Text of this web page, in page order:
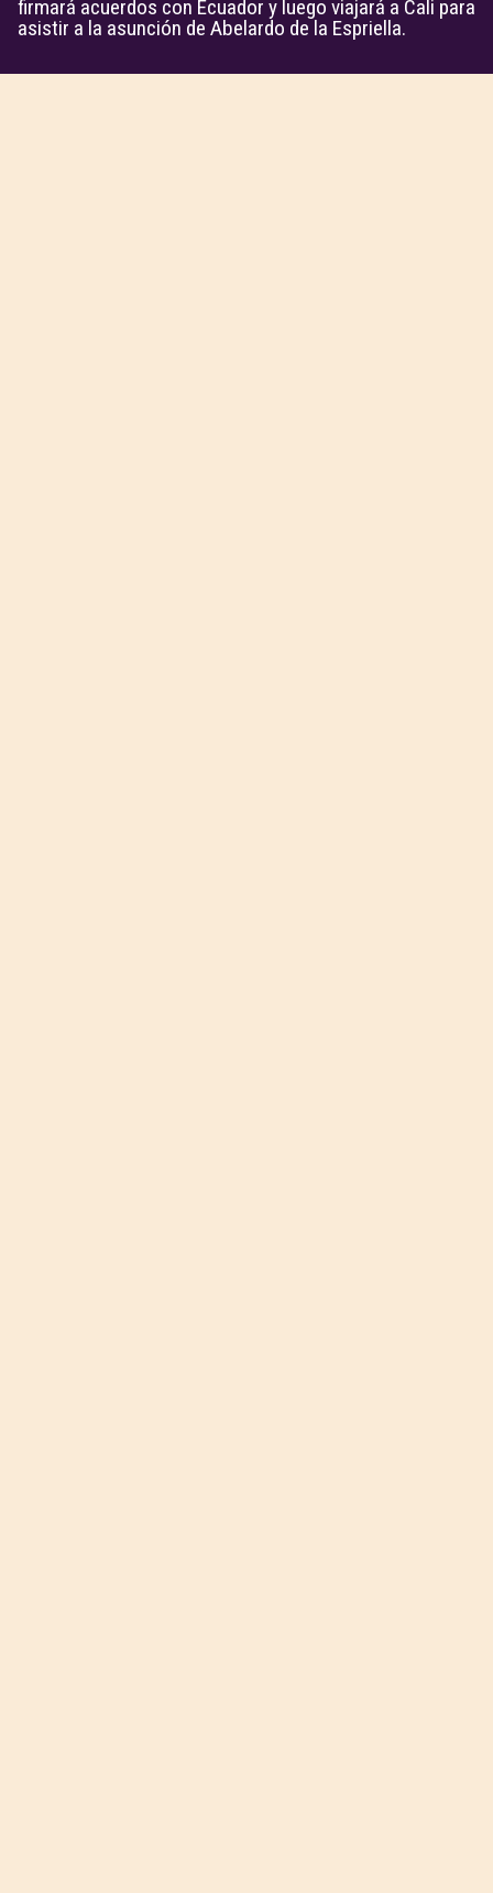
firmará acuerdos con Ecuador y luego viajará a Cali para
asistir a la asunción de Abelardo de la Espriella.